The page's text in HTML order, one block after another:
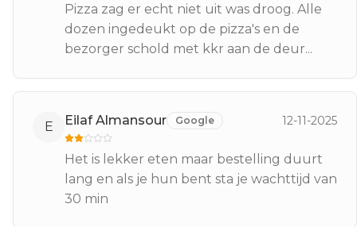
Pizza zag er echt niet uit was droog. Alle
dozen ingedeukt op de pizza's en de
bezorger schold met kkr aan de deur...
E Eilaf Almansour Google 12-11-2025
Het is lekker eten maar bestelling duurt
lang en als je hun bent sta je wachttijd van
30 min